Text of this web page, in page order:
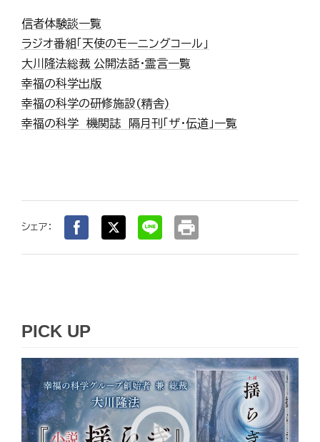
信者体験談一覧
ラジオ番組「天使のモーニングコール」
大川隆法総裁 公開法話・霊言一覧
幸福の科学出版
幸福の科学の研修施設(精舎)
幸福の科学 機関誌 隔月刊「ザ・伝道」一覧
シェア： print
PICK UP